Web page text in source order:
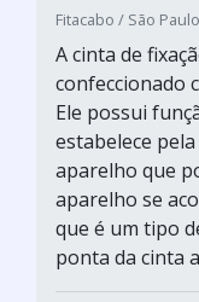
Fitacabo / São
A cinta de
confeccionado
Ele possui
estabelece
aparelho que
aparelho se
que é um tipo
ponta da cinta